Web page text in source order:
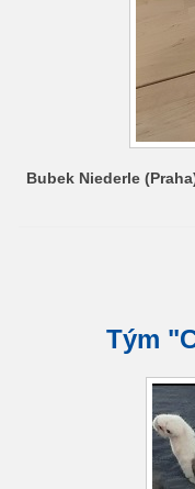
Bubek Niederle
Tým